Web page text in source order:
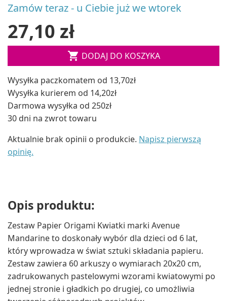
Zamów teraz - u Ciebie już we wtorek
27,10 zł
 DODAJ DO KOSZYKA
Wysyłka paczkomatem od 13,70zł
Wysyłka kurierem od 14,20zł
Darmowa wysyłka od 250zł
30 dni na zwrot towaru
Aktualnie brak opinii o produkcie. Napisz pierwszą
opinię.
Opis produktu:
Zestaw Papier Origami Kwiatki marki Avenue
Mandarine to doskonały wybór dla dzieci od 6 lat,
który wprowadza w świat sztuki składania papieru.
Zestaw zawiera 60 arkuszy o wymiarach 20x20 cm,
zadrukowanych pastelowymi wzorami kwiatowymi po
jednej stronie i gładkich po drugiej, co umożliwia